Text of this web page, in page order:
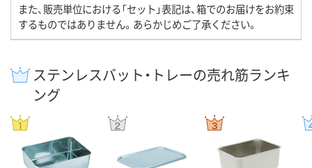
また、販売単位における「セット」表記は、箱でのお届けをお約束
するものではありません。あらかじめご了承ください。
ステンレスバット・トレーの売れ筋ランキ
ング